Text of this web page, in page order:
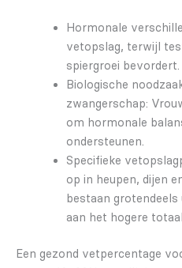
Hormonale
vetopslag, terwijl
spiergroei bevordert.
Biologische
zwangerschap:
om hormonale
ondersteunen.
Specifieke
op in heupen, dijen
bestaan
aan het hogere
Een gezond vetpercentage